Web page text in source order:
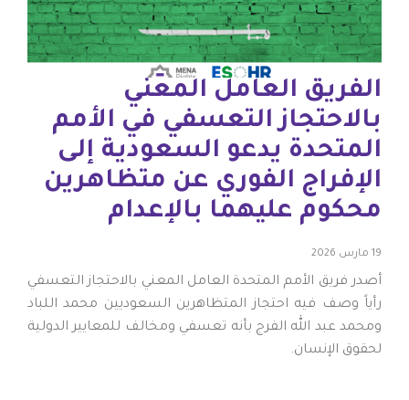
الفريق العامل المعني
بالاحتجاز التعسفي في الأمم
المتحدة يدعو السعودية إلى
الإفراج الفوري عن متظاهرين
محكوم عليهما بالإعدام
19 مارس 2026
أصدر فريق الأمم المتحدة العامل المعني بالاحتجاز التعسفي
رأياً وصف فيه احتجاز المتظاهرين السعوديين محمد اللباد
ومحمد عبد الله الفرج بأنه تعسفي ومخالف للمعايير الدولية
لحقوق الإنسان.